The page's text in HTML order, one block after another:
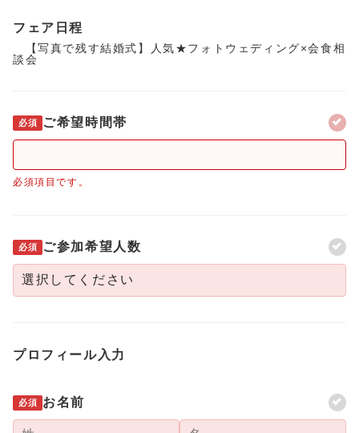
フェア日程
【写真で残す結婚式】人気★フォトウェディング×会食相
談会
必須 ご希望時間帯
必須項目です。
必須 ご参加希望人数
プロフィール入力
必須 お名前